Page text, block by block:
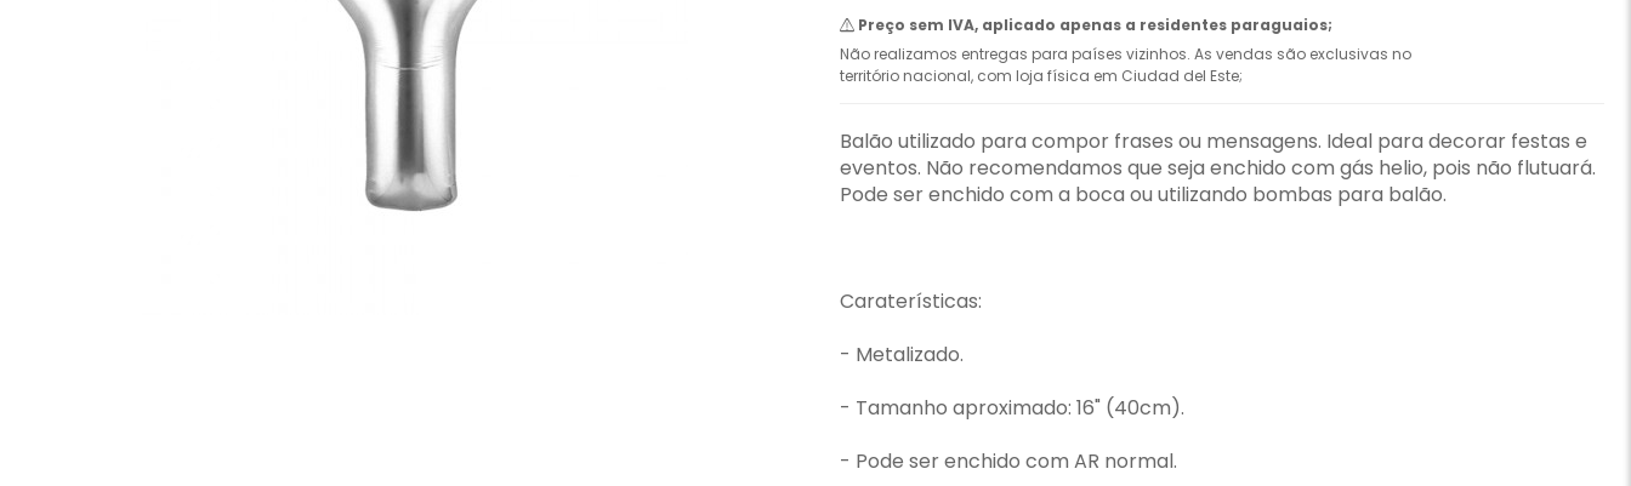
Preço sem IVA, aplicado apenas a residentes paraguaios;
Não realizamos entregas para países vizinhos. As vendas são exclusivas no
território nacional, com loja física em Ciudad del Este;
Balão utilizado para compor frases ou mensagens. Ideal para decorar festas e
eventos. Não recomendamos que seja enchido com gás helio, pois não flutuará.
Pode ser enchido com a boca ou utilizando bombas para balão.
Caraterísticas:
- Metalizado.
- Tamanho aproximado: 16" (40cm).
- Pode ser enchido com AR normal.